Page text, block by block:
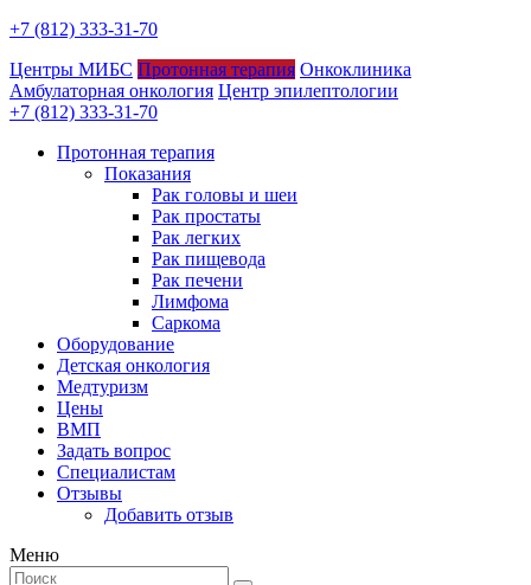
+7 (812) 333-31-70
Центры МИБС Протонная терапия Онкоклиника
Амбулаторная онкология Центр эпилептологии
+7 (812) 333-31-70
Протонная терапия
Показания
Рак головы и шеи
Рак простаты
Рак легких
Рак пищевода
Рак печени
Лимфома
Саркома
Оборудование
Детская онкология
Медтуризм
Цены
ВМП
Задать вопрос
Специалистам
Отзывы
Добавить отзыв
Меню